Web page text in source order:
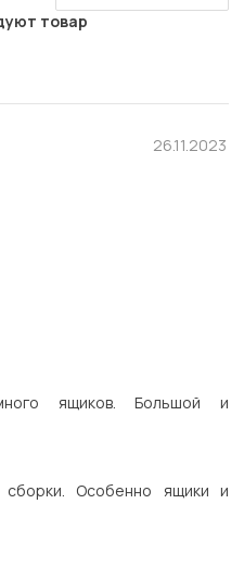
товар
26.11.2023
ящиков. Большой и
сборки. Особенно ящики и